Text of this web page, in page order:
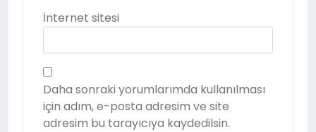
İnternet sitesi
Daha sonraki yorumlarımda kullanılması
için adım, e-posta adresim ve site
adresim bu tarayıcıya kaydedilsin.